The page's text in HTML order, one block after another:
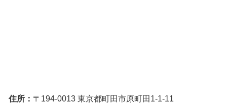
住所： 〒194-0013 東京都町田市原町田1-1-11